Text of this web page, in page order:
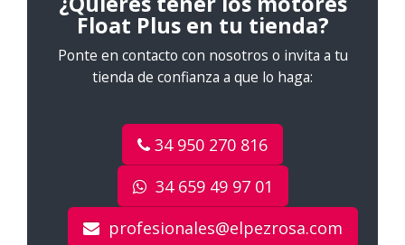
Float Plus en tu tienda?
Ponte en contacto con nosotros o invita a tu
tienda de confianza a que lo haga:
34 950 270 816
34 659 49 97 01
profesionales@elpezrosa.com